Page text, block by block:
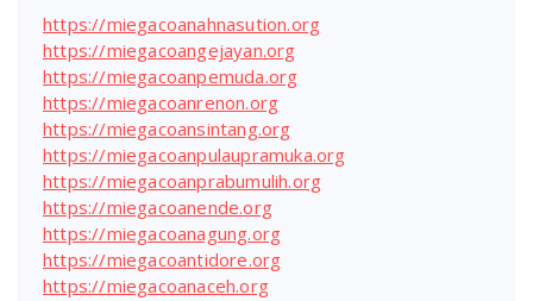
https://miegacoanahnasution.org
https://miegacoangejayan.org
https://miegacoanpemuda.org
https://miegacoanrenon.org
https://miegacoansintang.org
https://miegacoanpulaupramuka.org
https://miegacoanprabumulih.org
https://miegacoanende.org
https://miegacoanagung.org
https://miegacoantidore.org
https://miegacoanaceh.org